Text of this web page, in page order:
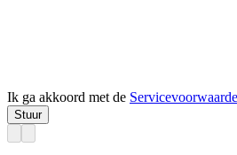
Ik ga akkoord met de
Stuur